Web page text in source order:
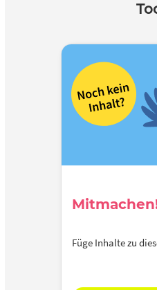
Füge Inhalte zu